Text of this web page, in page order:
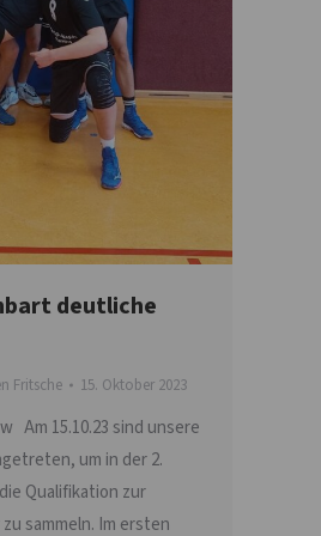
deutliche
Fritsche 15. Oktober 2023
Am 15.10.23 sind unsere
um in der 2.
Qualifikation zur
sammeln. Im ersten